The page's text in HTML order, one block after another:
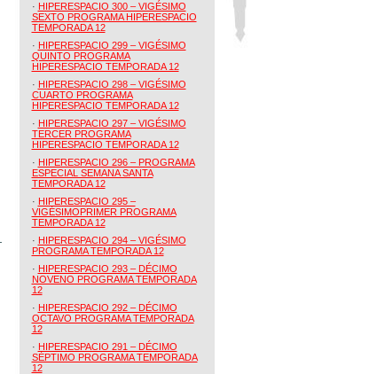
· HIPERESPACIO 300 – VIGÉSIMO
SEXTO PROGRAMA HIPERESPACIO
TEMPORADA 12
· HIPERESPACIO 299 – VIGÉSIMO
QUINTO PROGRAMA
HIPERESPACIO TEMPORADA 12
· HIPERESPACIO 298 – VIGÉSIMO
CUARTO PROGRAMA
HIPERESPACIO TEMPORADA 12
· HIPERESPACIO 297 – VIGÉSIMO
TERCER PROGRAMA
HIPERESPACIO TEMPORADA 12
· HIPERESPACIO 296 – PROGRAMA
ESPECIAL SEMANA SANTA
TEMPORADA 12
· HIPERESPACIO 295 –
VIGÉSIMOPRIMER PROGRAMA
TEMPORADA 12
· HIPERESPACIO 294 – VIGÉSIMO
PROGRAMA TEMPORADA 12
· HIPERESPACIO 293 – DÉCIMO
NOVENO PROGRAMA TEMPORADA
12
· HIPERESPACIO 292 – DÉCIMO
OCTAVO PROGRAMA TEMPORADA
12
· HIPERESPACIO 291 – DÉCIMO
SÉPTIMO PROGRAMA TEMPORADA
12